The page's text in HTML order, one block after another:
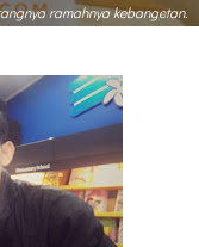
ramahnya kebangetan.